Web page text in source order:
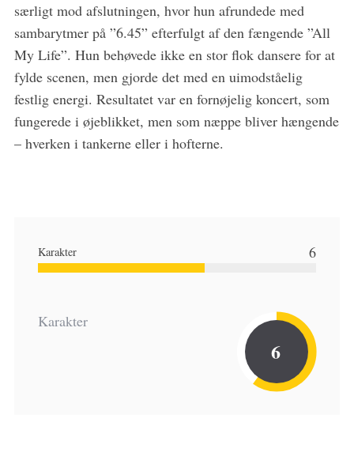
særligt mod afslutningen, hvor hun afrundede med
sambarytmer på ”6.45” efterfulgt af den fængende ”All
My Life”. Hun behøvede ikke en stor flok dansere for at
fylde scenen, men gjorde det med en uimodståelig
festlig energi. Resultatet var en fornøjelig koncert, som
fungerede i øjeblikket, men som næppe bliver hængende
– hverken i tankerne eller i hofterne.
Karakter 6
Karakter
6